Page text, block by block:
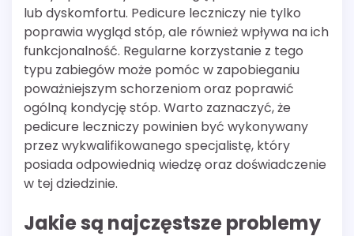
lub dyskomfortu. Pedicure leczniczy nie tylko
poprawia wygląd stóp, ale również wpływa na ich
funkcjonalność. Regularne korzystanie z tego
typu zabiegów może pomóc w zapobieganiu
poważniejszym schorzeniom oraz poprawić
ogólną kondycję stóp. Warto zaznaczyć, że
pedicure leczniczy powinien być wykonywany
przez wykwalifikowanego specjalistę, który
posiada odpowiednią wiedzę oraz doświadczenie
w tej dziedzinie.
Jakie są najczęstsze problemy